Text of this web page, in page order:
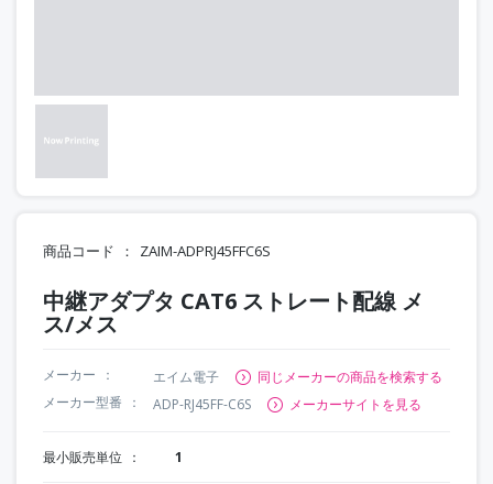
商品コード ZAIM-ADPRJ45FFC6S
中継アダプタ CAT6 ストレート配線 メ
ス/メス
メーカー エイム電子
同じメーカーの商品を検索する
メーカー型番
ADP-RJ45FF-C6S メーカーサイトを見る
最小販売単位 1